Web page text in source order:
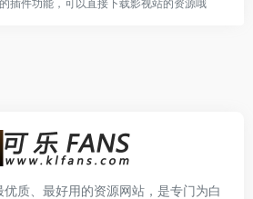
插件功能，可以直接下载影视站的资源哦
质、最好用的资源网站，是专门为白